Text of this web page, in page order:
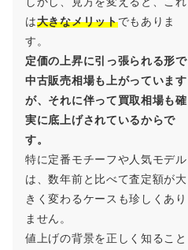
は大きなメリットでもありま
す。
定価の上昇に引っ張られる形で
中古販売相場も上がっています
が、それに伴って買取相場も確
実に底上げされているからで
す。
特に定番モチーフや人気モデル
は、数年前と比べて査定額が大
きく変わるケースも珍しくあり
ません。
値上げの背景を正しく知ること